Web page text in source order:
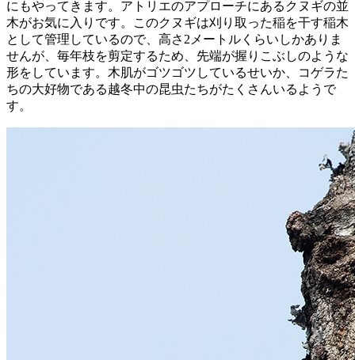
にもやってきます。アトリエのアプローチにあるクヌギの並
木がお気に入りです。このクヌギは刈り取った稲を干す稲木
として管理しているので、高さ2メートルくらいしかありま
せんが、毎年枝を剪定するため、先端が握りこぶしのような
形をしています。木肌がゴツゴツしているせいか、コゲラた
ちの大好物である越冬中の昆虫たちがたくさんいるようで
す。